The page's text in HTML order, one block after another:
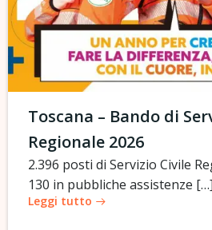
Toscana – Bando di
Regionale 2026
2.396 posti di Servizio Civile
130 in pubbliche assistenze […]
Leggi tutto